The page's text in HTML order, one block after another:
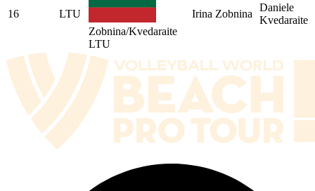
16
LTU
Zobnina/Kvedaraite
LTU
Irina Zobnina
Daniele
Kvedaraite